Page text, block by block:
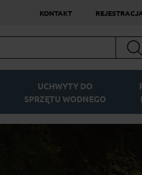
KONTAKT
UCHWYTY DO
SPRZĘTU WODNEGO